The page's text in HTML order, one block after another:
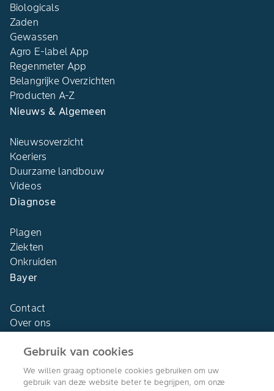
Biologicals
Zaden
Gewassen
Agro E-label App
Regenmeter App
Belangrijke Overzichten
Producten A-Z
Nieuws & Algemeen
Nieuwsoverzicht
Koeriers
Duurzame landbouw
Videos
Diagnose
Plagen
Ziekten
Onkruiden
Bayer
Contact
Over ons
Agro Bayer
Gebruik van cookies
We willen graag optionele cookies gebruiken om uw
gebruik van deze website beter te begrijpen, om onze